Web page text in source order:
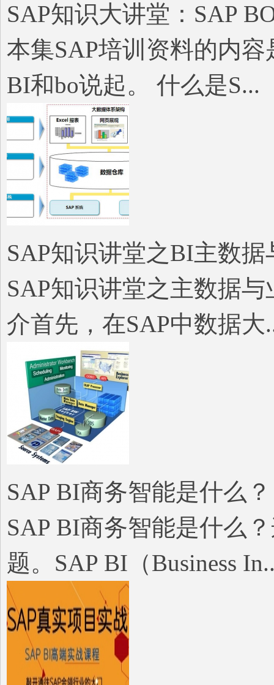
SAP知识大讲堂：SAP
本集SAP培训资料的内
BI和bo说起。 什么是S...
SAP知识讲堂之BI主数
SAP知识讲堂之主数据
介首先，在SAP中数据大
SAP BI商务智能是什么？
SAP BI商务智能是什么
题。SAP BI（Business